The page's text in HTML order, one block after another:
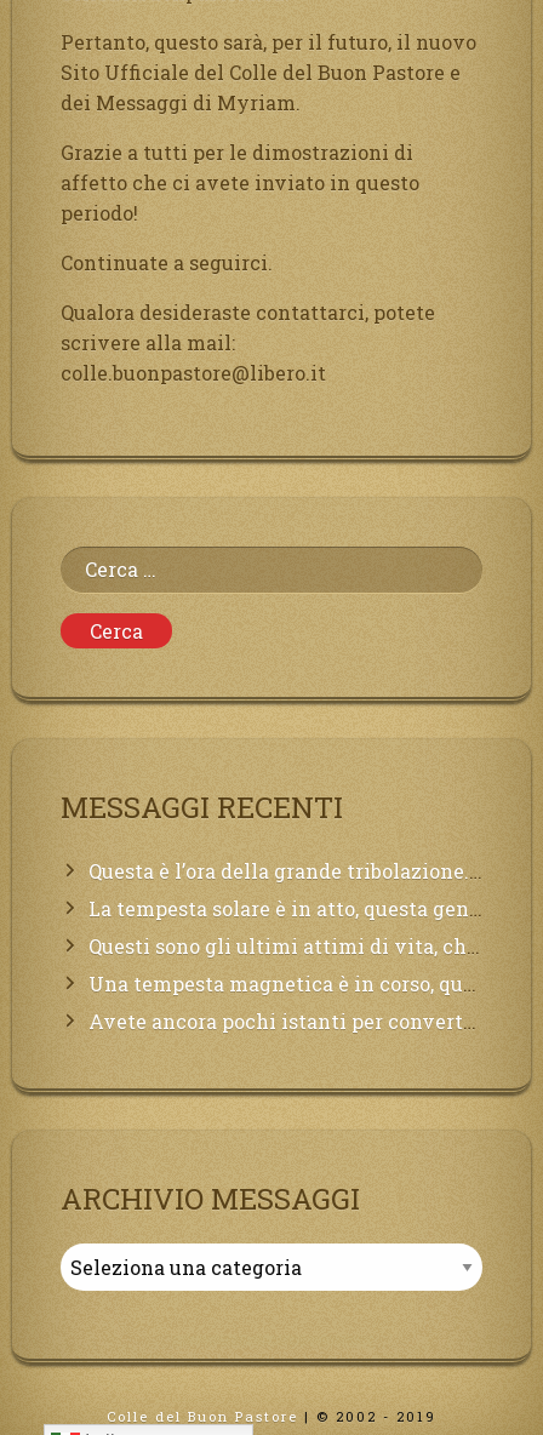
Pertanto, questo sarà, per il futuro, il nuovo
Sito Ufficiale del Colle del Buon Pastore e
dei Messaggi di Myriam.
Grazie a tutti per le dimostrazioni di
affetto che ci avete inviato in questo
periodo!
Continuate a seguirci.
Qualora desideraste contattarci, potete
scrivere alla mail:
colle.buonpastore@libero.it
Ricerca
per:
MESSAGGI RECENTI
Questa è l’ora della grande tribolazione. Volgetemi il vostro cuore
La tempesta solare è in atto, questa generazione soffrirà molto, la Terra arderà, l’acqua sarà contaminata, il cibo non sarà più nelle vostre mense.
Questi sono gli ultimi attimi di vita, chi si vuole salvare Mi chiami in suo aiuto.
Una tempesta magnetica è in corso, questa generazione patirà. Il black out non tarderà ad arrivare e tutta la Terra sarà oscurata.
Avete ancora pochi istanti per convertirvi, non perdete tempo, la sciagura arriverà all’improvviso e per chi non si sarà preparato saranno dolori.
ARCHIVIO MESSAGGI
Archivio
Messaggi
Colle del Buon Pastore | © 2002 - 2019